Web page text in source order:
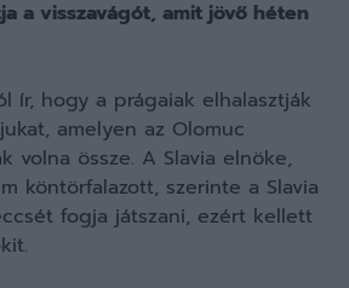
a visszavágót, amit jövő héten
ír, hogy a prágaiak elhalasztják
amelyen az Olomuc
volna össze. A Slavia elnöke,
köntörfalazott, szerinte a Slavia
fogja játszani, ezért kellett